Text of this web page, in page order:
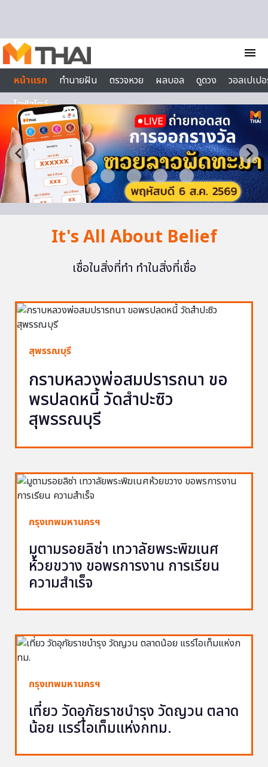
menu
หน้าแรก
ทำนายฝัน ตรวจหวย ผลบอล ดูดวง
วอลเปเป
ไลฟ์สไตล์
It's All About Belief
เชื่อในสิ่งที่ทำ ทำในสิ่งที่เชื่อ
สุพรรณบุรี
กราบหลวงพ่อสมปรารถนา ขอ
พรปลดหนี้ วัดสำปะซิว
สุพรรณบุรี
กรุงเทพมหานครฯ
มูตามรอยลิซ่า เทวาลัยพระพิฆเนศ
ห้วยขวาง ขอพรการงาน การเรียน
ความสำเร็จ
กรุงเทพมหานครฯ
เที่ยว วัดอุภัยราชบำรุง วัดญวน ตลาด
น้อย แรร์ไอเท็มแห่งกทม.